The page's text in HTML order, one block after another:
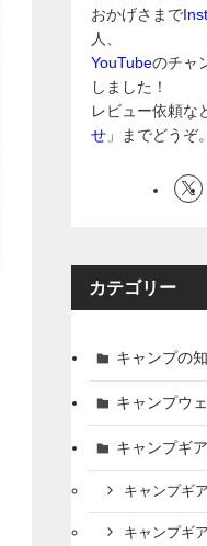
おかげさまで
人、
YouTubeのチャ
しました！
レビュー依頼な
せ 」までどうぞ。
カテゴリー
キャンプの
キャンプウ
キャンプギア
キャンプギ
キャンプギ